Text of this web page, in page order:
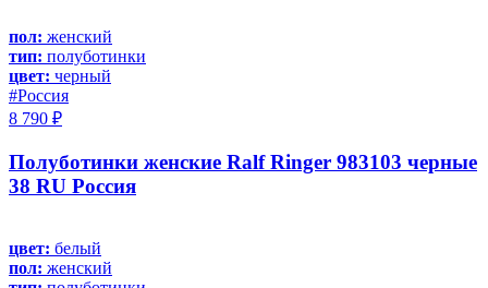
пол: женский
тип: полуботинки
цвет: черный
#Россия
8 790 ₽
Полуботинки женские Ralf Ringer 983103 черные
38 RU Россия
цвет: белый
пол: женский